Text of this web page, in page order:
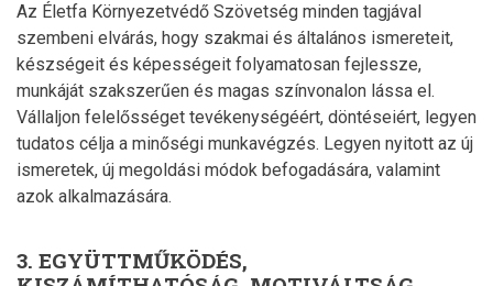
Az Életfa Környezetvédő Szövetség minden tagjával
szembeni elvárás, hogy szakmai és általános ismereteit,
készségeit és képességeit folyamatosan fejlessze,
munkáját szakszerűen és magas színvonalon lássa el.
Vállaljon felelősséget tevékenységéért, döntéseiért, legyen
tudatos célja a minőségi munkavégzés. Legyen nyitott az új
ismeretek, új megoldási módok befogadására, valamint
azok alkalmazására.
3. EGYÜTTMŰKÖDÉS,